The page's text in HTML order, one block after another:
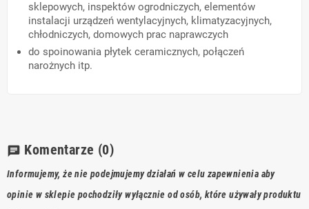
sklepowych, inspektów ogrodniczych, elementów
instalacji urządzeń wentylacyjnych, klimatyzacyjnych,
chłodniczych, domowych prac naprawczych
do spoinowania płytek ceramicznych, połączeń
narożnych itp.
chat Komentarze (0)
Informujemy, że nie podejmujemy działań w celu zapewnienia aby
opinie w sklepie pochodziły wyłącznie od osób, które używały produktu